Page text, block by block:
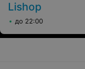
Lishop
до 22:00